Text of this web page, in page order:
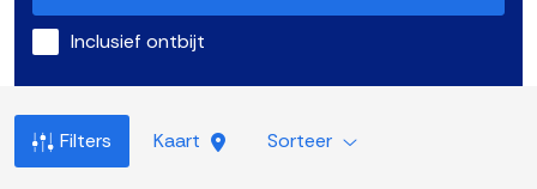
Inclusief ontbijt
Filters Kaart Sorteer